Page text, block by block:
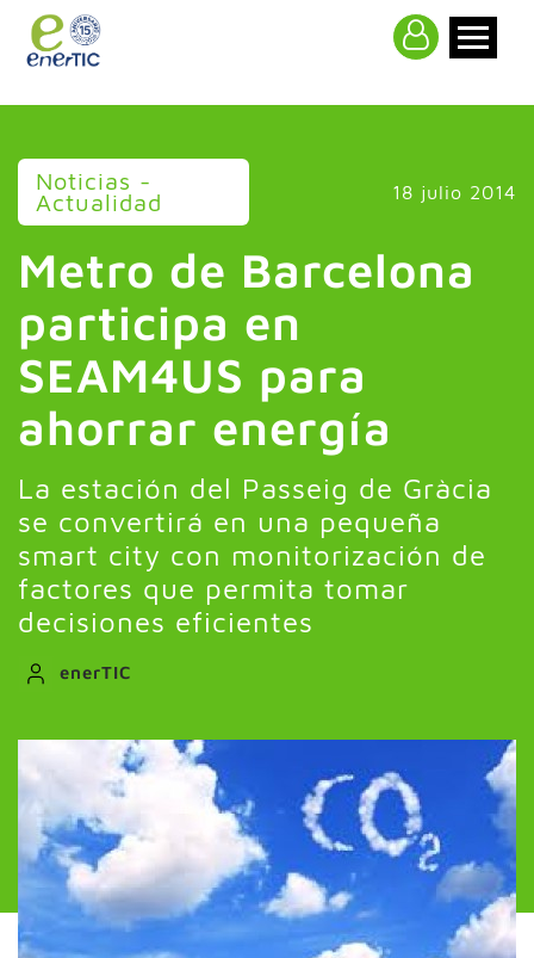
Noticias -
Actualidad 18 julio 2014
Metro de Barcelona
participa en
SEAM4US para
ahorrar energía
La estación del Passeig de Gràcia
se convertirá en una pequeña
smart city con monitorización de
factores que permita tomar
decisiones eficientes
enerTIC